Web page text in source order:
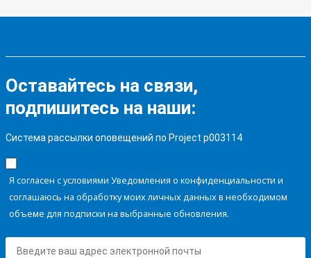
Оставайтесь на связи,
подпишитесь на наши:
Система рассылки оповещений по Project p003114
Я согласен с условиями Уведомления о конфиденциальности и
соглашаюсь на обработку моих личных данных в необходимом
объеме для подписки на выбранные обновления.